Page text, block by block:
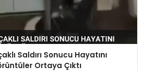
Saldırı Sonucu Hayatını
Ortaya Çıktı